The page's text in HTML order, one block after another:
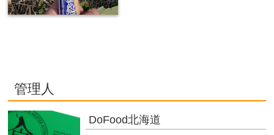
管理人
DoFood北海道